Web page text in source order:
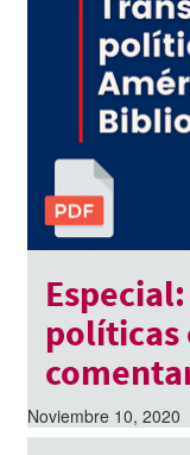
políticas
Noviembre 10, 2020